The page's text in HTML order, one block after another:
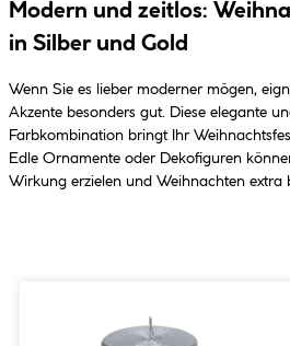
Modern und zeitlos:
in Silber und Gold
Wenn Sie es lieber moderner mögen,
Akzente besonders gut. Diese elegante
Farbkombination bringt Ihr
Edle Ornamente oder Dekofiguren
Wirkung erzielen und Weihnachten extra